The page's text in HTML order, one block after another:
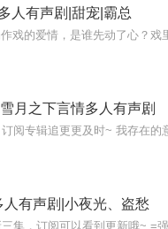
人有声剧|甜宠|霸总
月之下言情多人有声剧
订阅专辑追更更及时~ 我存在
有声剧|小夜光、盗愁